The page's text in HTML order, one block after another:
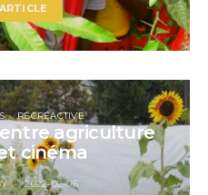
RÉCRÉACTIVE
entre agriculture
cinéma
2022-02-06